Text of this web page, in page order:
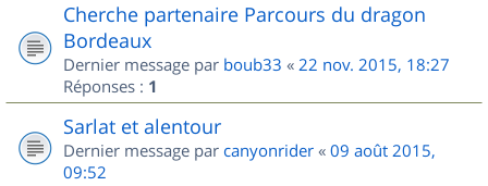
Cherche partenaire Parcours du dragon
Bordeaux
Dernier message par boub33 « 22 nov. 2015, 18:27
Réponses : 1
Sarlat et alentour
Dernier message par canyonrider « 09 août 2015,
09:52